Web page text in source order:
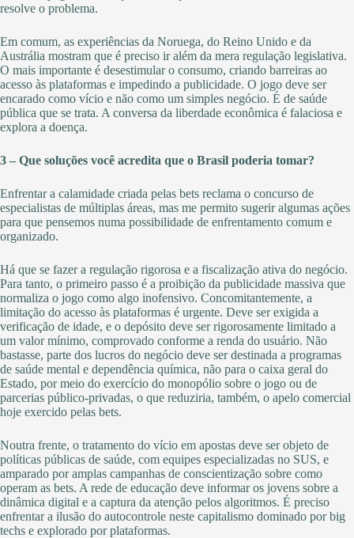
resolve o problema.
Em comum, as experiências da Noruega, do Reino Unido e da
Austrália mostram que é preciso ir além da mera regulação legislativa.
O mais importante é desestimular o consumo, criando barreiras ao
acesso às plataformas e impedindo a publicidade. O jogo deve ser
encarado como vício e não como um simples negócio. É de saúde
pública que se trata. A conversa da liberdade econômica é falaciosa e
explora a doença.
3 – Que soluções você acredita que o Brasil poderia tomar?
Enfrentar a calamidade criada pelas bets reclama o concurso de
especialistas de múltiplas áreas, mas me permito sugerir algumas ações
para que pensemos numa possibilidade de enfrentamento comum e
organizado.
Há que se fazer a regulação rigorosa e a fiscalização ativa do negócio.
Para tanto, o primeiro passo é a proibição da publicidade massiva que
normaliza o jogo como algo inofensivo. Concomitantemente, a
limitação do acesso às plataformas é urgente. Deve ser exigida a
verificação de idade, e o depósito deve ser rigorosamente limitado a
um valor mínimo, comprovado conforme a renda do usuário. Não
bastasse, parte dos lucros do negócio deve ser destinada a programas
de saúde mental e dependência química, não para o caixa geral do
Estado, por meio do exercício do monopólio sobre o jogo ou de
parcerias público-privadas, o que reduziria, também, o apelo comercial
hoje exercido pelas bets.
Noutra frente, o tratamento do vício em apostas deve ser objeto de
políticas públicas de saúde, com equipes especializadas no SUS, e
amparado por amplas campanhas de conscientização sobre como
operam as bets. A rede de educação deve informar os jovens sobre a
dinâmica digital e a captura da atenção pelos algoritmos. É preciso
enfrentar a ilusão do autocontrole neste capitalismo dominado por big
techs e explorado por plataformas.